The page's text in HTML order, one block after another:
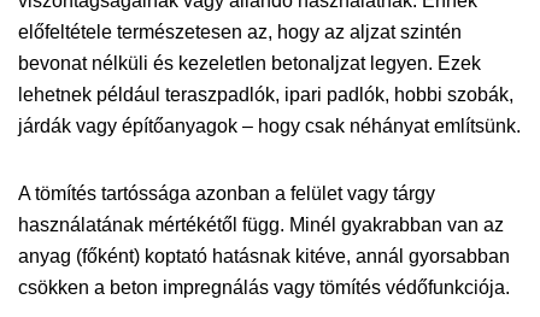
előfeltétele természetesen az, hogy az aljzat szintén
bevonat nélküli és kezeletlen betonaljzat legyen. Ezek
lehetnek például teraszpadlók, ipari padlók, hobbi szobák,
járdák vagy építőanyagok – hogy csak néhányat említsünk.
A tömítés tartóssága azonban a felület vagy tárgy
használatának mértékétől függ. Minél gyakrabban van az
anyag (főként) koptató hatásnak kitéve, annál gyorsabban
csökken a beton impregnálás vagy tömítés védőfunkciója.